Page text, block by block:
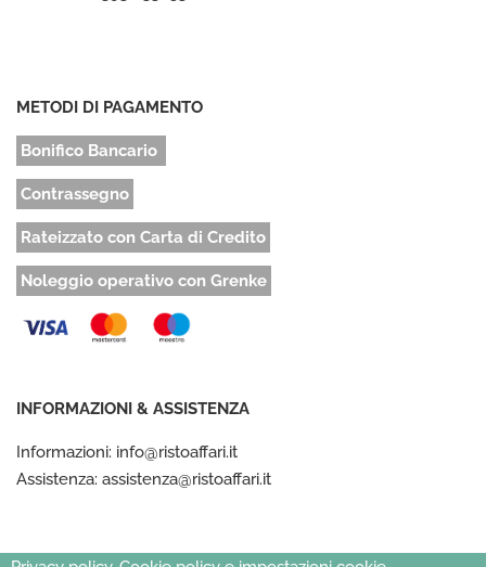
METODI DI PAGAMENTO
Bonifico Bancario
Contrassegno
Rateizzato con Carta di Credito
Noleggio operativo con Grenke
INFORMAZIONI & ASSISTENZA
Informazioni: info@ristoaffari.it
Assistenza: assistenza@ristoaffari.it